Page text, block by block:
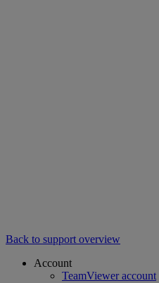
Back to support overview
Account
TeamViewer account